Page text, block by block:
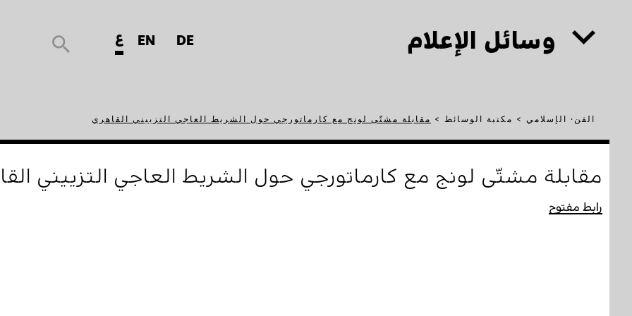
وسائل الإعلام DE
EN ع
الفن· الإسلامي > مكتبة الوسائط > مقابلة مشتّى لونج مع كارماتورجي حول الشريط العاجي التزييني القاهري
مقابلة مشتّى لونج مع كارماتورجي حول الشريط العاجي التزييني
رابط مفتوح